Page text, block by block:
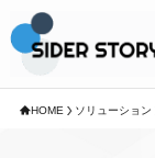
HOME ソリューション